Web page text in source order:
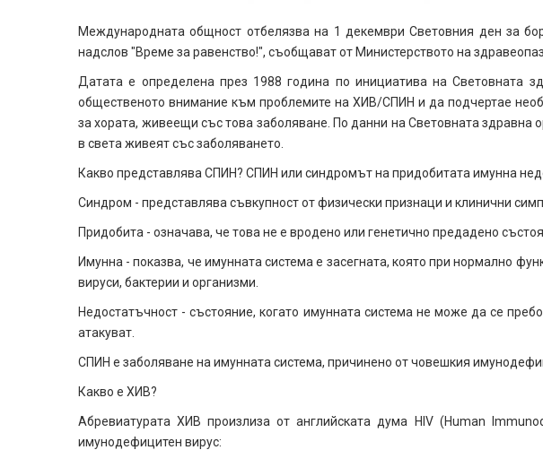
Международната общност отбелязва на 1 декември Световния ден за
надслов "Време за равенство!", съобщават от Министерството на
Датата е определена през 1988 година по инициатива на Световната
общественото внимание към проблемите на ХИВ/СПИН и да подчертае
за хората, живеещи със това заболяване. По данни на Световната здравна
в света живеят със заболяването.
Какво представлява СПИН? СПИН или синдромът на придобитата имунна
Синдром - представлява съвкупност от физически признаци и клинични
Придобита - означава, че това не е вродено или генетично предадено
Имунна - показва, че имунната система е засегната, която при нормално
вируси, бактерии и организми.
Недостатъчност - състояние, когато имунната система не може да се
атакуват.
СПИН е заболяване на имунната система, причинено от човешкия
Какво е ХИВ?
Абревиатурата ХИВ произлиза от английската дума HIV (Human
имунодефицитен вирус: